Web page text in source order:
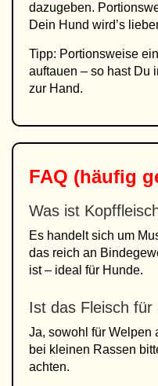
dazugeben.
Dein Hund wird’s
Tipp: Portionsweise
auftauen – so hast Du
zur Hand.
FAQ (häufig
Was ist
Es handelt sich um
das reich an
ist – ideal für Hunde.
Ist das Fleisch für
Ja, sowohl für Welpen
bei kleinen Rassen
achten.